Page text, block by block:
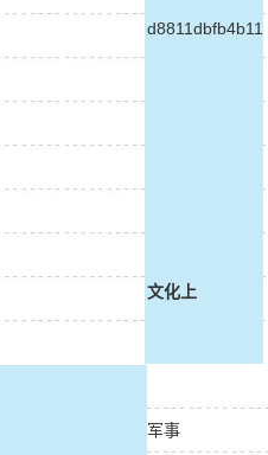
文化上
军事